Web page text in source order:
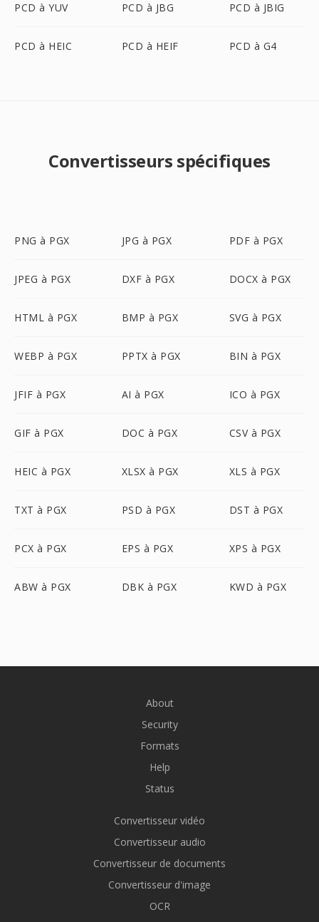
PCD à YUV PCD à JBG PCD à JBIG
PCD à HEIC PCD à HEIF PCD à G4
Convertisseurs spécifiques
PNG à PGX JPG à PGX PDF à PGX
JPEG à PGX DXF à PGX DOCX à PGX
HTML à PGX BMP à PGX SVG à PGX
WEBP à PGX PPTX à PGX BIN à PGX
JFIF à PGX AI à PGX ICO à PGX
GIF à PGX DOC à PGX CSV à PGX
HEIC à PGX XLSX à PGX XLS à PGX
TXT à PGX PSD à PGX DST à PGX
PCX à PGX EPS à PGX XPS à PGX
ABW à PGX DBK à PGX KWD à PGX
About
Security
Formats
Help
Status
Convertisseur vidéo
Convertisseur audio
Convertisseur de documents
Convertisseur d'image
OCR